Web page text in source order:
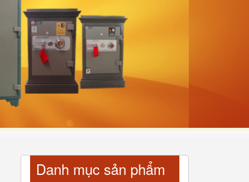
Danh mục sản phẩm